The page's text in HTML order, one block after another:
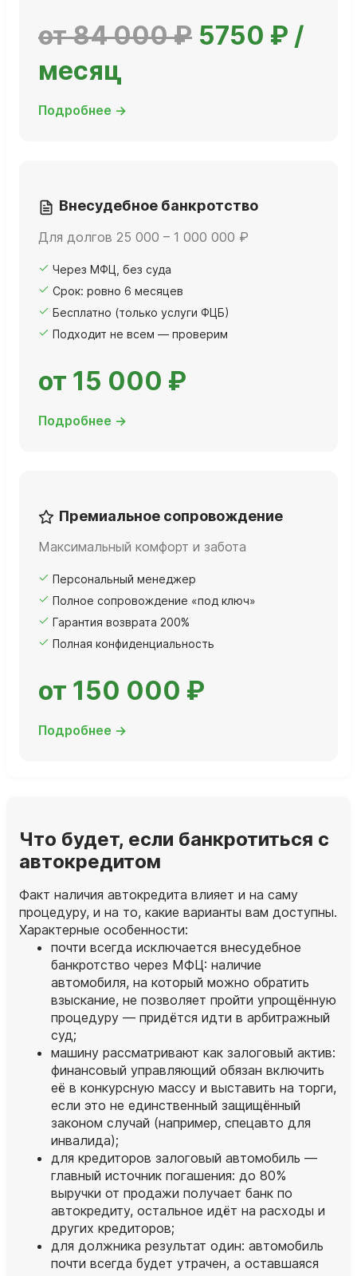
от 84 000 ₽ 5750 ₽ /
месяц
Подробнее →
Внесудебное банкротство
Для долгов 25 000 – 1 000 000 ₽
Через МФЦ, без суда
Срок: ровно 6 месяцев
Бесплатно (только услуги ФЦБ)
Подходит не всем — проверим
от 15 000 ₽
Подробнее →
Премиальное сопровождение
Максимальный комфорт и забота
Персональный менеджер
Полное сопровождение «под ключ»
Гарантия возврата 200%
Полная конфиденциальность
от 150 000 ₽
Подробнее →
Что будет, если банкротиться с
автокредитом
Факт наличия автокредита влияет и на саму
процедуру, и на то, какие варианты вам доступны.
Характерные особенности:
почти всегда исключается внесудебное
банкротство через МФЦ: наличие
автомобиля, на который можно обратить
взыскание, не позволяет пройти упрощённую
процедуру — придётся идти в арбитражный
суд;
машину рассматривают как залоговый актив:
финансовый управляющий обязан включить
её в конкурсную массу и выставить на торги,
если это не единственный защищённый
законом случай (например, спецавто для
инвалида);
для кредиторов залоговый автомобиль —
главный источник погашения: до 80%
выручки от продажи получает банк по
автокредиту, остальное идёт на расходы и
других кредиторов;
для должника результат один: автомобиль
почти всегда будет утрачен, а оставшаяся